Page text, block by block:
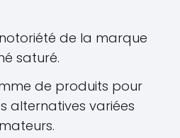
de la marque
saturé.
de produits pour
alternatives variées